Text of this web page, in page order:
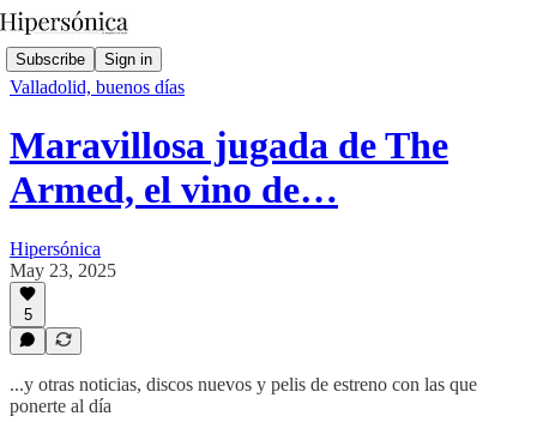
Subscribe Sign in
Valladolid, buenos días
Maravillosa jugada de The
Armed, el vino de…
Hipersónica
May 23, 2025
5
...y otras noticias, discos nuevos y pelis de estreno con las que
ponerte al día